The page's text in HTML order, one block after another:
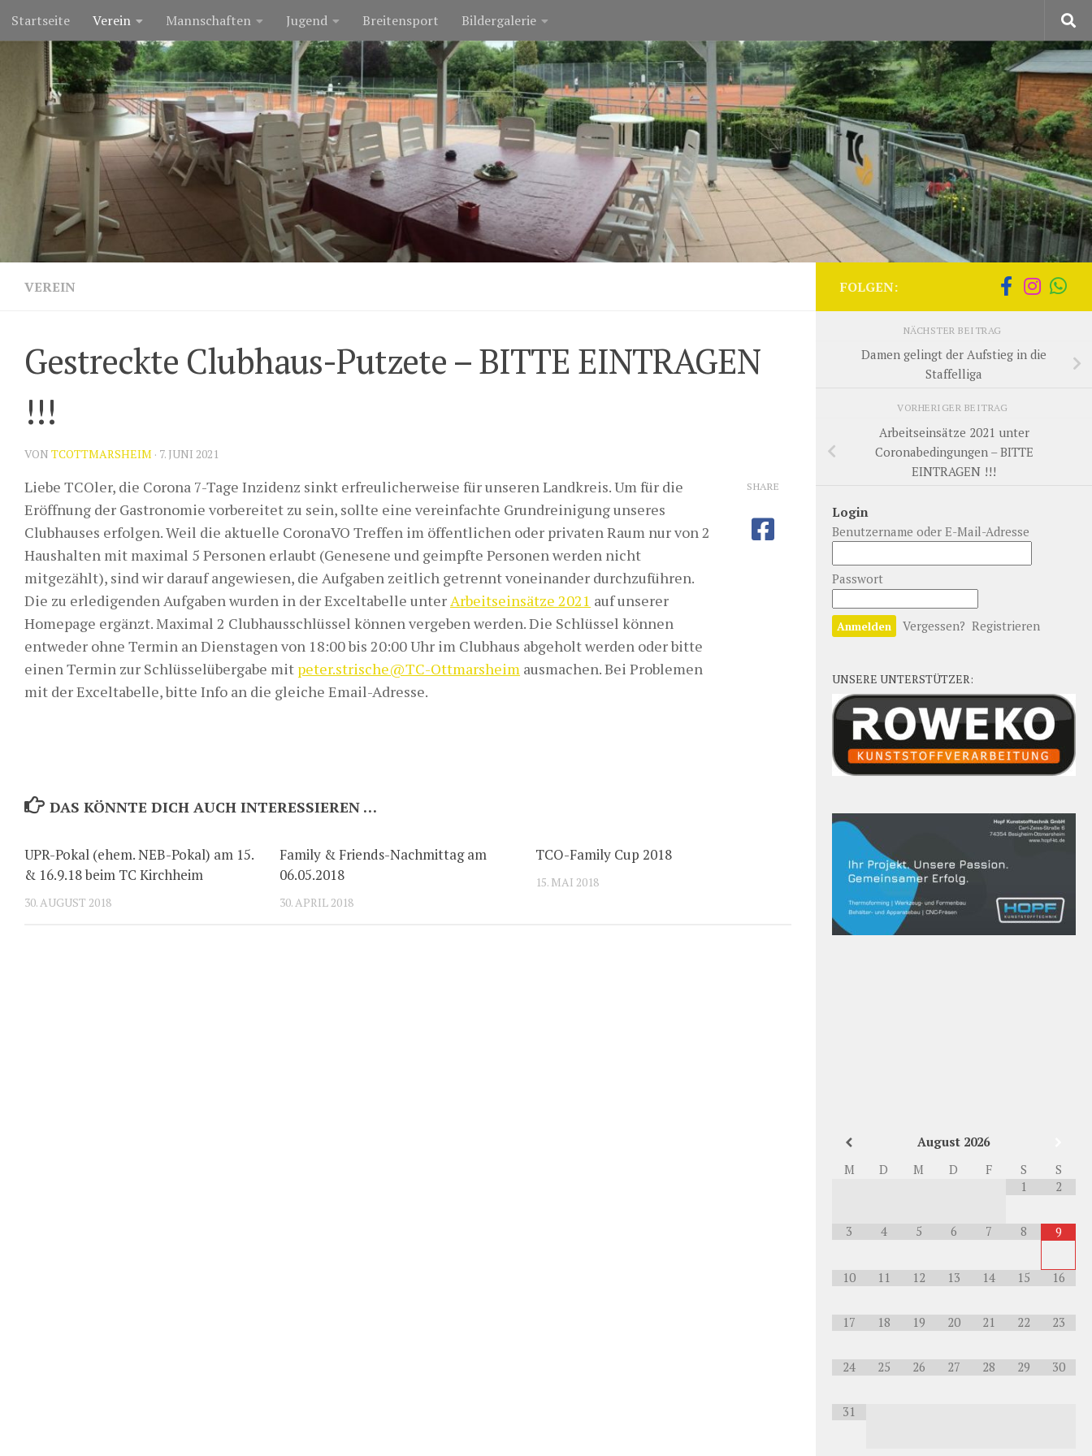
Zum Inhalt springen
Startseite Verein Mannschaften Jugend Breitensport Bildergalerie
VEREIN
Gestreckte Clubhaus-Putzete – BITTE EINTRAGEN
!!!
VON TCOTTMARSHEIM · 7. JUNI 2021
Liebe TCOler, die Corona 7-Tage Inzidenz sinkt erfreulicherweise für unseren Landkreis. Um für die
Eröffnung der Gastronomie vorbereitet zu sein, sollte eine vereinfachte Grundreinigung unseres
Clubhauses erfolgen. Weil die aktuelle CoronaVO Treffen im öffentlichen oder privaten Raum nur von 2
Haushalten mit maximal 5 Personen erlaubt (Genesene und geimpfte Personen werden nicht
mitgezählt), sind wir darauf angewiesen, die Aufgaben zeitlich getrennt voneinander durchzuführen.
Die zu erledigenden Aufgaben wurden in der Exceltabelle unter Arbeitseinsätze 2021 auf unserer
Homepage ergänzt. Maximal 2 Clubhausschlüssel können vergeben werden. Die Schlüssel können
entweder ohne Termin an Dienstagen von 18:00 bis 20:00 Uhr im Clubhaus abgeholt werden oder bitte
einen Termin zur Schlüsselübergabe mit peter.strische@TC-Ottmarsheim ausmachen. Bei Problemen
mit der Exceltabelle, bitte Info an die gleiche Email-Adresse.
SHARE
DAS KÖNNTE DICH AUCH INTERESSIEREN …
UPR-Pokal (ehem. NEB-Pokal) am 15.
& 16.9.18 beim TC Kirchheim
30. AUGUST 2018
Family & Friends-Nachmittag am
06.05.2018
30. APRIL 2018
TCO-Family Cup 2018
15. MAI 2018
FOLGEN:
NÄCHSTER BEITRAG
Damen gelingt der Aufstieg in die
Staffelliga
VORHERIGER BEITRAG
Arbeitseinsätze 2021 unter
Coronabedingungen – BITTE
EINTRAGEN !!!
Login
Benutzername oder E-Mail-Adresse
Passwort
Vergessen? Registrieren
UNSERE UNTERSTÜTZER:
August 2026
M
D M D F S
S
1
2
3 4 5 6 7 8 9
10 11 12 13 14 15 16
17 18 19 20 21 22 23
24 25 26 27 28 29 30
31